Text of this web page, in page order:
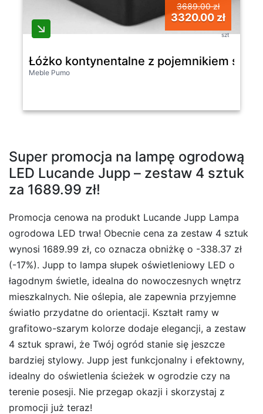
3689.00 zł
3320.00 zł
szt
Łóżko kontynentalne z pojemnikiem
Meble Pumo
Super promocja na lampę ogrodową
LED Lucande Jupp – zestaw 4 sztuk
za 1689.99 zł!
Promocja cenowa na produkt Lucande Jupp Lampa
ogrodowa LED trwa! Obecnie cena za zestaw 4 sztuk
wynosi 1689.99 zł, co oznacza obniżkę o -338.37 zł
(-17%). Jupp to lampa słupek oświetleniowy LED o
łagodnym świetle, idealna do nowoczesnych wnętrz
mieszkalnych. Nie oślepia, ale zapewnia przyjemne
światło przydatne do orientacji. Kształt ramy w
grafitowo-szarym kolorze dodaje elegancji, a zestaw
4 sztuk sprawi, że Twój ogród stanie się jeszcze
bardziej stylowy. Jupp jest funkcjonalny i efektowny,
idealny do oświetlenia ścieżek w ogrodzie czy na
terenie posesji. Nie przegap okazji i skorzystaj z
promocji już teraz!